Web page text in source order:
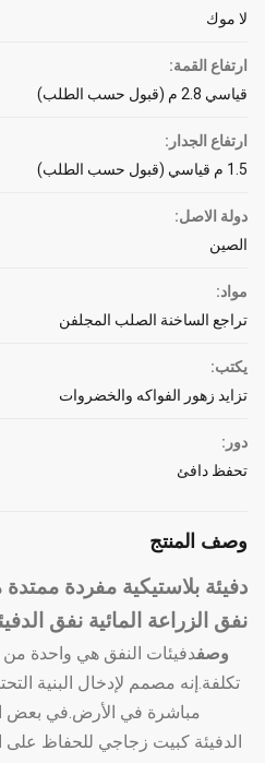
لا موك
ارتفاع القمة:
قياسي 2.8 م (قبول حسب الطلب)
ارتفاع الجدار:
1.5 م قياسي (قبول حسب الطلب)
دولة الاصل:
الصين
مواد:
تراجع الساخنة الصلب المجلفن
يكتب:
تزايد زهور الفواكه والخضروات
دور:
تحفظ دافئ
وصف المنتج
دفيئة بلاستيكية مفردة ممتدة
نفق الزراعة المائية نفق
وصفدفيئات النفق هي واحدة من
تكلفة.إنه مصمم لإدخال البنية
مباشرة في الأرض.في بعض
الدفيئة كبيت زجاجي للحفاظ على